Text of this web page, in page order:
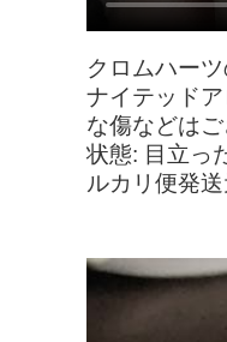
クロムハー
ナイテッド
な傷などは
状態: 目立っ
ルカリ便発